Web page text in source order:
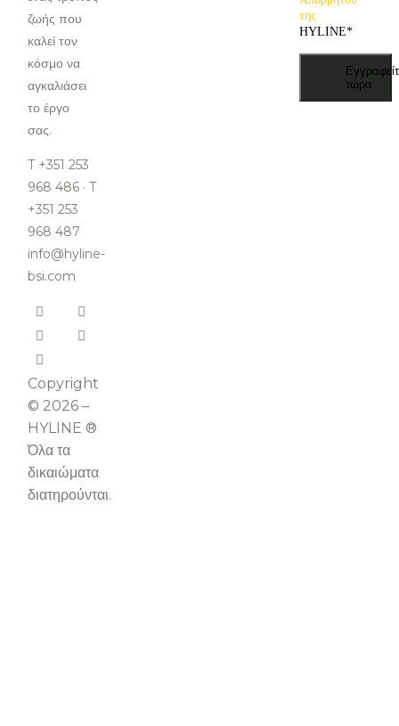
ζωής που
καλεί τον
κόσμο να
αγκαλιάσει
το έργο
σας.
T +351 253
968 486 · T
+351 253
968 487
info@hyline-
bsi.com
Copyright
© 2026 –
HYLINE ®
Όλα τα
δικαιώματα
διατηρούνται.
της
HYLINE*
τώρα